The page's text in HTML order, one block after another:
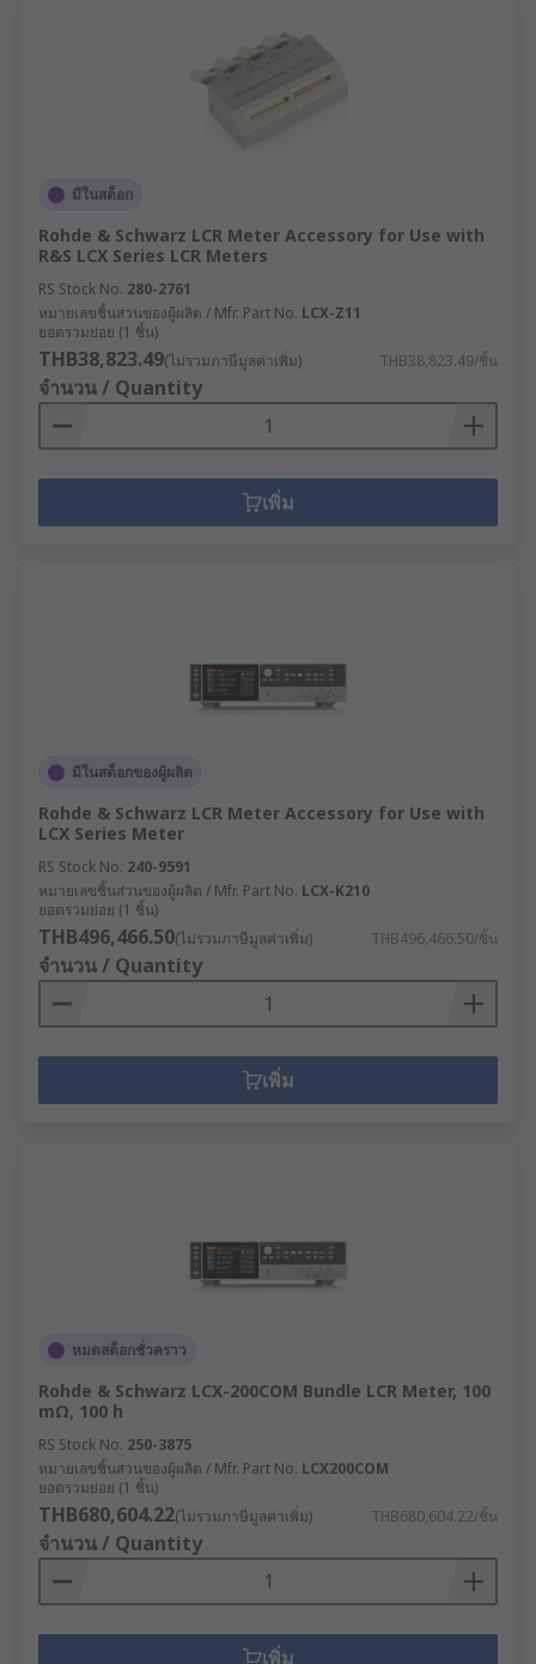
Many of our electronic component testing devices
and kits can be augmented with matched
accessories such as adapters, smart tweezers,
มีในสต็อก
Rohde & Schwarz LCR Meter Accessory for Use with
R&S LCX Series LCR Meters
RS Stock No. 280-2761
หมายเลขชิ้นส่วนของผู้ผลิต / Mfr. Part No. LCX-Z11
ยอดรวมย่อย (1 ชิ้น)
THB38,823.49(ไม่รวมภาษีมูลค่าเพิ่ม) THB38,823.49/ชิ้น
จำนวน / Quantity
เพิ่ม
มีในสต็อกของผู้ผลิต
Rohde & Schwarz LCR Meter Accessory for Use with
LCX Series Meter
RS Stock No. 240-9591
หมายเลขชิ้นส่วนของผู้ผลิต / Mfr. Part No. LCX-K210
ยอดรวมย่อย (1 ชิ้น)
THB496,466.50(ไม่รวมภาษีมูลค่าเพิ่ม) THB496,466.50/ชิ้น
จำนวน / Quantity
เพิ่ม
หมดสต็อกชั่วคราว
Rohde & Schwarz LCX-200COM Bundle LCR Meter, 100
mΩ, 100 h
RS Stock No. 250-3875
หมายเลขชิ้นส่วนของผู้ผลิต / Mfr. Part No. LCX200COM
ยอดรวมย่อย (1 ชิ้น)
THB680,604.22(ไม่รวมภาษีมูลค่าเพิ่ม) THB680,604.22/ชิ้น
จำนวน / Quantity
เพิ่ม